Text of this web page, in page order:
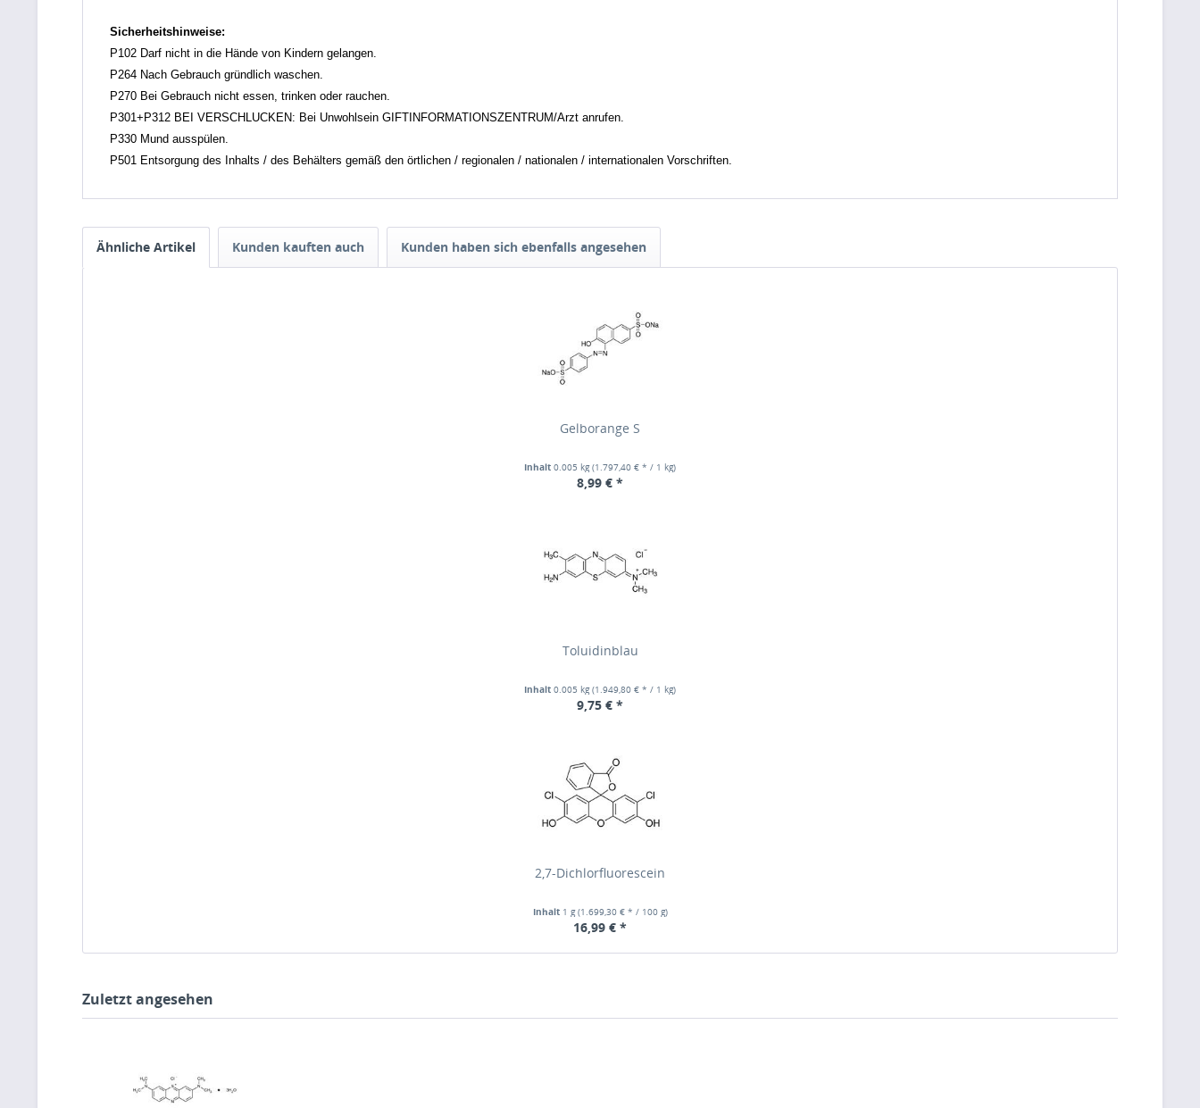
Sicherheitshinweise:
P102 Darf nicht in die Hände von Kindern gelangen.
P264 Nach Gebrauch gründlich waschen.
P270 Bei Gebrauch nicht essen, trinken oder rauchen.
P301+P312 BEI VERSCHLUCKEN: Bei Unwohlsein GIFTINFORMATIONSZENTRUM/Arzt anrufen.
P330 Mund ausspülen.
P501 Entsorgung des Inhalts / des Behälters gemäß den örtlichen / regionalen / nationalen / internationalen Vorschriften.
Ähnliche Artikel Kunden kauften auch Kunden haben sich ebenfalls angesehen
Gelborange S
Inhalt 0.005 kg(1.797,40 € * / 1 kg)
8,99 € *
Toluidinblau
Inhalt 0.005 kg(1.949,80 € * / 1 kg)
9,75 € *
2,7-Dichlorfluorescein
Inhalt 1 g(1.699,30 € * / 100 g)
16,99 € *
Zuletzt angesehen